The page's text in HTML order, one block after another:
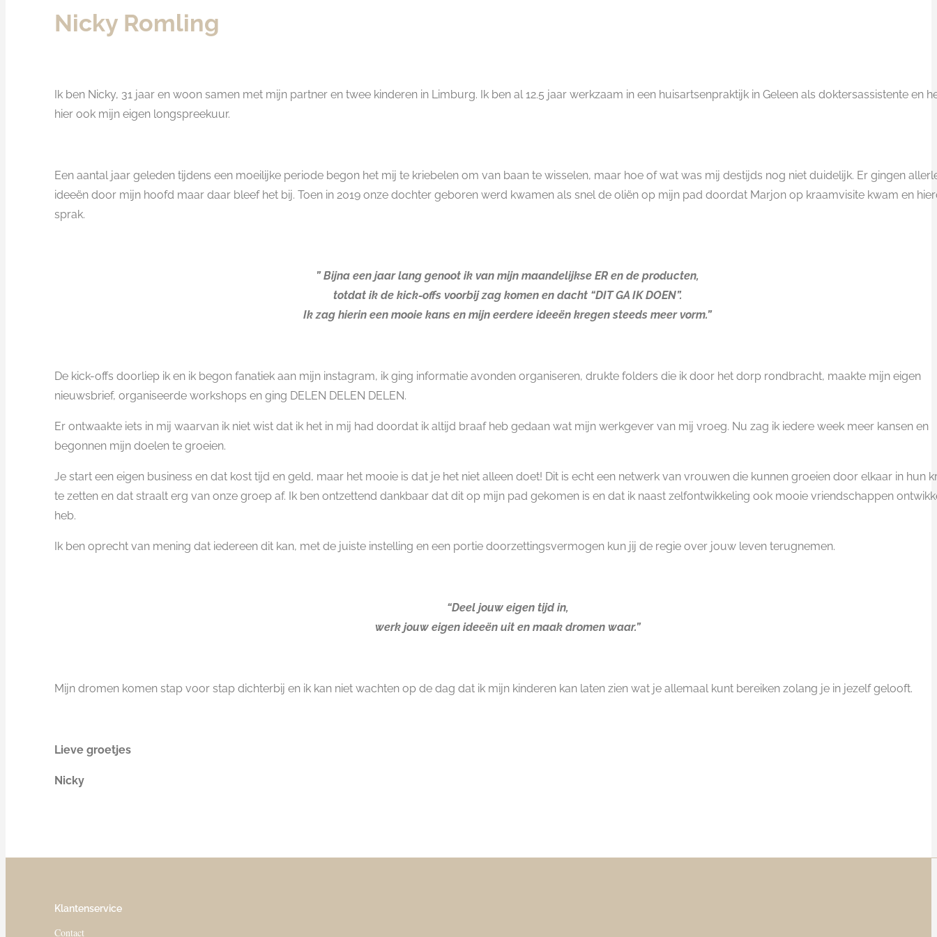
Nicky Romling
Ik ben Nicky, 31 jaar en woon samen met mijn partner en twee kinderen in Limburg. Ik ben al 12.5 jaar werkzaam in een huisartsenpraktijk in Geleen als doktersassistente en
hier ook mijn eigen longspreekuur.
Een aantal jaar geleden tijdens een moeilijke periode begon het mij te kriebelen om van baan te wisselen, maar hoe of wat was mij destijds nog niet duidelijk. Er gingen
ideeën door mijn hoofd maar daar bleef het bij. Toen in 2019 onze dochter geboren werd kwamen als snel de oliën op mijn pad doordat Marjon op kraamvisite kwam en
sprak.
” Bijna een jaar lang genoot ik van mijn maandelijkse ER en de producten,
totdat ik de kick-offs voorbij zag komen en dacht “DIT GA IK DOEN”.
Ik zag hierin een mooie kans en mijn eerdere ideeën kregen steeds meer vorm.”
De kick-offs doorliep ik en ik begon fanatiek aan mijn instagram, ik ging informatie avonden organiseren, drukte folders die ik door het dorp rondbracht, maakte mijn eigen
nieuwsbrief, organiseerde workshops en ging DELEN DELEN DELEN.
Er ontwaakte iets in mij waarvan ik niet wist dat ik het in mij had doordat ik altijd braaf heb gedaan wat mijn werkgever van mij vroeg. Nu zag ik iedere week meer kansen en
begonnen mijn doelen te groeien.
Je start een eigen business en dat kost tijd en geld, maar het mooie is dat je het niet alleen doet! Dit is echt een netwerk van vrouwen die kunnen groeien door elkaar in hun
te zetten en dat straalt erg van onze groep af. Ik ben ontzettend dankbaar dat dit op mijn pad gekomen is en dat ik naast zelfontwikkeling ook mooie vriendschappen
heb.
Ik ben oprecht van mening dat iedereen dit kan, met de juiste instelling en een portie doorzettingsvermogen kun jij de regie over jouw leven terugnemen.
“Deel jouw eigen tijd in,
werk jouw eigen ideeën uit en maak dromen waar.”
Mijn dromen komen stap voor stap dichterbij en ik kan niet wachten op de dag dat ik mijn kinderen kan laten zien wat je allemaal kunt bereiken zolang je in jezelf gelooft.
Lieve groetjes
Nicky
Klantenservice
Contact